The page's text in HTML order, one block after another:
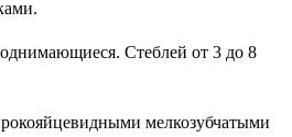
Стеблей от 3 до 8
мелкозубчатыми